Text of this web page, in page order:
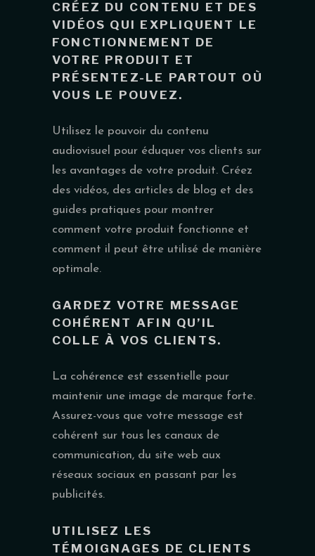
CRÉEZ DU CONTENU ET DES
VIDÉOS QUI EXPLIQUENT LE
FONCTIONNEMENT DE
VOTRE PRODUIT ET
PRÉSENTEZ-LE PARTOUT OÙ
VOUS LE POUVEZ.
Utilisez le pouvoir du contenu
audiovisuel pour éduquer vos clients sur
les avantages de votre produit. Créez
des vidéos, des articles de blog et des
guides pratiques pour montrer
comment votre produit fonctionne et
comment il peut être utilisé de manière
optimale.
GARDEZ VOTRE MESSAGE
COHÉRENT AFIN QU’IL
COLLE À VOS CLIENTS.
La cohérence est essentielle pour
maintenir une image de marque forte.
Assurez-vous que votre message est
cohérent sur tous les canaux de
communication, du site web aux
réseaux sociaux en passant par les
publicités.
UTILISEZ LES
TÉMOIGNAGES DE CLIENTS